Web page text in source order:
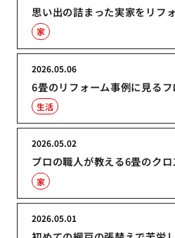
思い出の詰まった実家をリフ
家
6畳のリフォーム事例に見る
2026.05.06
生活
プロの職人が教える6畳のク
2026.05.02
家
2026.05.01